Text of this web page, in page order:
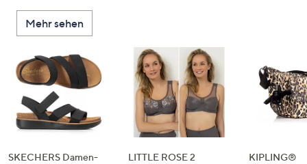
nach
unten
oder
wischen
Sie
Touch-
Geräten
links
Mehr sehen
SKECHERS Damen-
LITTLE ROSE 2
KIPLING®